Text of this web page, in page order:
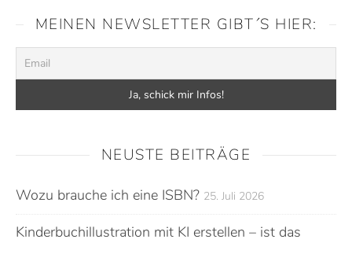
MEINEN NEWSLETTER GIBT´S HIER:
NEUSTE BEITRÄGE
Wozu brauche ich eine ISBN? 25. Juli 2026
Kinderbuchillustration mit KI erstellen – ist das